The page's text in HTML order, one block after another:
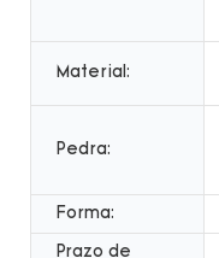
Material:
Pedra:
Forma:
Prazo de